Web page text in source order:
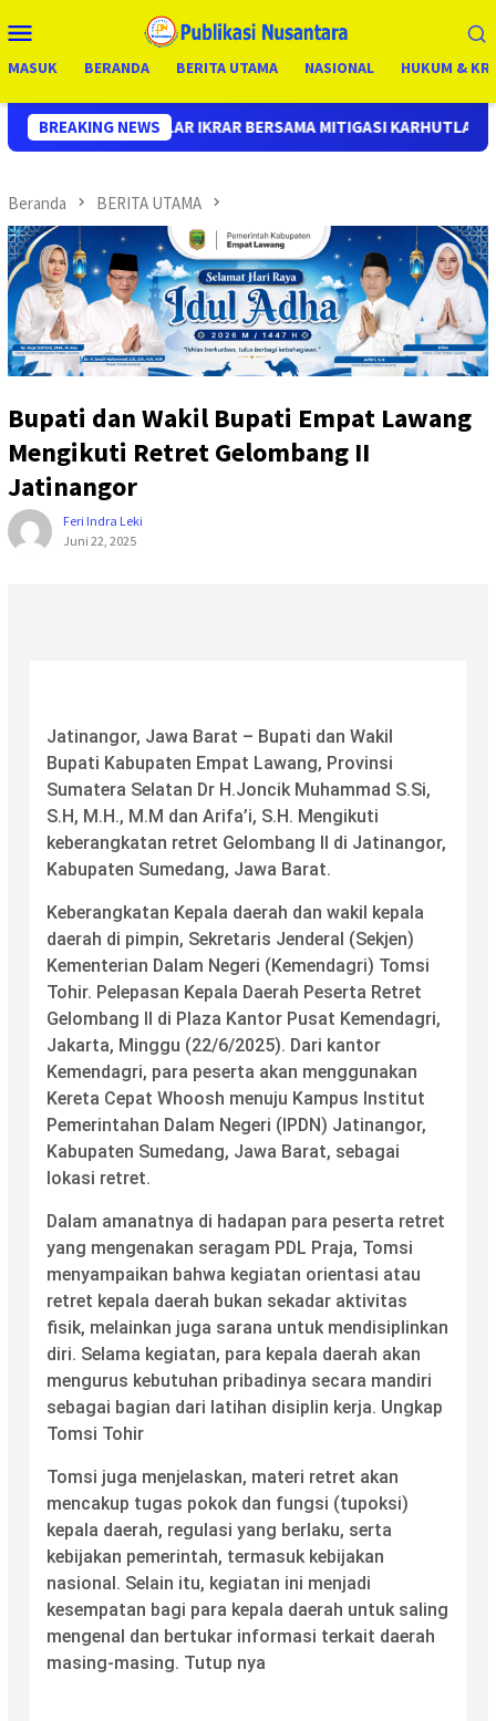
ke
Mobile
MASUK BERANDA BERITA UTAMA NASIONAL HUKUM &
BREAKING NEWS
IKRAR BERSAMA MITIGASI KARHUTLA 2026 KOMITMEN
Beranda BERITA UTAMA
Bupati dan Wakil Bupati Empat Lawang
Mengikuti Retret Gelombang II
Jatinangor
Feri Indra Leki
Juni 22, 2025
Jatinangor, Jawa Barat – Bupati dan Wakil
Bupati Kabupaten Empat Lawang, Provinsi
Sumatera Selatan Dr H.Joncik Muhammad S.Si,
S.H, M.H., M.M dan Arifa’i, S.H. Mengikuti
keberangkatan retret Gelombang II di Jatinangor,
Kabupaten Sumedang, Jawa Barat.
Keberangkatan Kepala daerah dan wakil kepala
daerah di pimpin, Sekretaris Jenderal (Sekjen)
Kementerian Dalam Negeri (Kemendagri) Tomsi
Tohir. Pelepasan Kepala Daerah Peserta Retret
Gelombang II di Plaza Kantor Pusat Kemendagri,
Jakarta, Minggu (22/6/2025). Dari kantor
Kemendagri, para peserta akan menggunakan
Kereta Cepat Whoosh menuju Kampus Institut
Pemerintahan Dalam Negeri (IPDN) Jatinangor,
Kabupaten Sumedang, Jawa Barat, sebagai
lokasi retret.
Dalam amanatnya di hadapan para peserta retret
yang mengenakan seragam PDL Praja, Tomsi
menyampaikan bahwa kegiatan orientasi atau
retret kepala daerah bukan sekadar aktivitas
fisik, melainkan juga sarana untuk mendisiplinkan
diri. Selama kegiatan, para kepala daerah akan
mengurus kebutuhan pribadinya secara mandiri
sebagai bagian dari latihan disiplin kerja. Ungkap
Tomsi Tohir
Tomsi juga menjelaskan, materi retret akan
mencakup tugas pokok dan fungsi (tupoksi)
kepala daerah, regulasi yang berlaku, serta
kebijakan pemerintah, termasuk kebijakan
nasional. Selain itu, kegiatan ini menjadi
kesempatan bagi para kepala daerah untuk saling
mengenal dan bertukar informasi terkait daerah
masing-masing. Tutup nya